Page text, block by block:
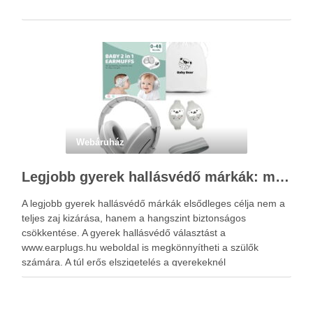
Webáruház
Legjobb gyerek hallásvédő márkák: mire figyeljenek a szülők választáskor?
A legjobb gyerek hallásvédő márkák elsődleges célja nem a
teljes zaj kizárása, hanem a hangszint biztonságos
csökkentése. A gyerek hallásvédő választást a
www.earplugs.hu weboldal is megkönnyítheti a szülők
számára. A túl erős elszigetelés a gyerekeknél
kényelmetlenséget, félelmet vagy dezorientáltságot is